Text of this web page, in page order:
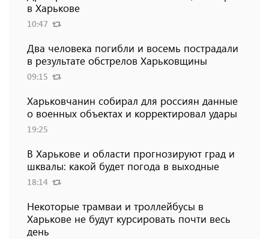
в Харькове
10:47
Два человека погибли и восемь пострадали
в результате обстрелов Харьковщины
09:15
Харьковчанин собирал для россиян данные
о военных объектах и ​​корректировал удары
19:25
В Харькове и области прогнозируют град и
шквалы: какой будет погода в выходные
18:14
Некоторые трамваи и троллейбусы в
Харькове не будут курсировать почти весь
день